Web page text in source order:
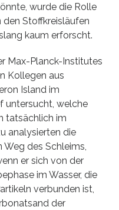
wurde die Rolle
den Stoffkreisläufen
kaum erforscht.
Max-Planck-Institutes
Kollegen aus
Island im
untersucht, welche
tatsächlich im
analysierten die
des Schleims,
er sich von der
im Wasser, die
verbunden ist,
der